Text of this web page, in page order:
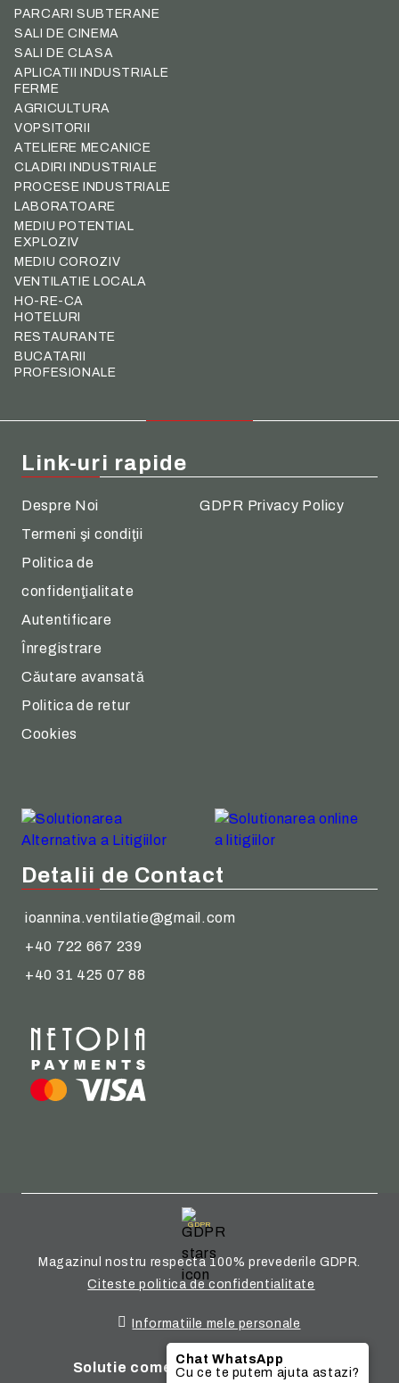
PARCARI SUBTERANE
SALI DE CINEMA
SALI DE CLASA
APLICATII INDUSTRIALE
FERME
AGRICULTURA
VOPSITORII
ATELIERE MECANICE
CLADIRI INDUSTRIALE
PROCESE INDUSTRIALE
LABORATOARE
MEDIU POTENTIAL
EXPLOZIV
MEDIU COROZIV
VENTILATIE LOCALA
HO-RE-CA
HOTELURI
RESTAURANTE
BUCATARII
PROFESIONALE
Link-uri rapide
Despre Noi
Termeni şi condiţii
Politica de
confidenţialitate
Autentificare
Înregistrare
Căutare avansată
Politica de retur
Cookies
GDPR Privacy Policy
Detalii de Contact
ioannina.ventilatie@gmail.com
+40 722 667 239
+40 31 425 07 88
GDPR
Magazinul nostru respecta 100% prevederile GDPR.
Citeste politica de confidentialitate
Informatiile mele personale
Solutie comert electronic Seliton
Chat WhatsApp
Cu ce te putem ajuta astazi?